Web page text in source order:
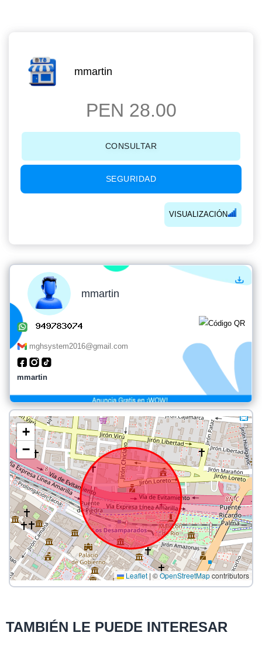
mmartin
PEN 28.00
CONSULTAR
SEGURIDAD
VISUALIZACIÓN
mmartin
mghsystem2016@gmail.com
mmartin
+
−
Leaflet | ©OpenStreetMapcontributors
TAMBIÉN LE PUEDE INTERESAR